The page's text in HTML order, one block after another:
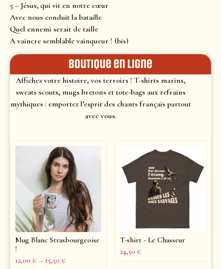
5 – Jésus, qui vit en notre cœur
Avec nous conduit la bataille
Quel ennemi serait de taille
A vaincre semblable vainqueur ! (bis)
Boutique en ligne
Affichez votre histoire, vos terroirs ! T-shirts marins,
sweats scouts, mugs bretons et tote-bags aux refrains
mythiques : emportez l’esprit des chants français partout
avec vous.
Mug Blanc Strasbourgeoise
!
12,00 € – 15,50 €
T-shirt - Le Chasseur
24,50 €